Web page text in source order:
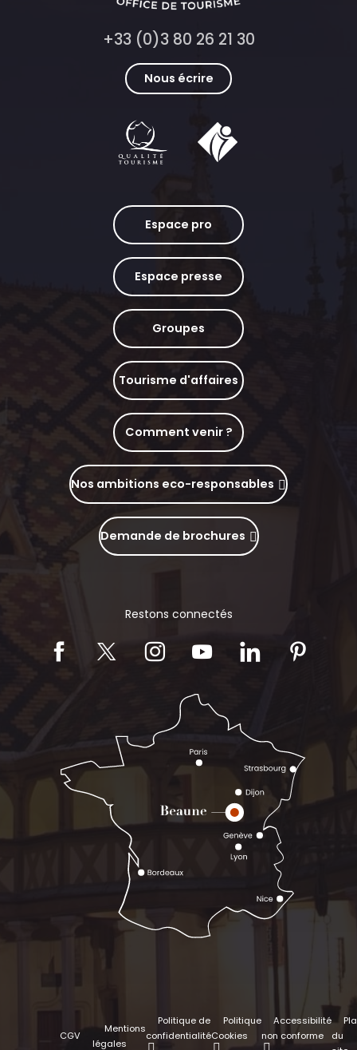
+33 (0)3 80 26 21 30
Nous écrire
Espace pro
Espace presse
Groupes
Tourisme d'affaires
Comment venir ?
Nos ambitions eco-responsables
Demande de brochures
Restons connectés
CGV
Mentions
légales
Politique de
confidentialité
Politique
Cookies
Accessibilité
non conforme
du